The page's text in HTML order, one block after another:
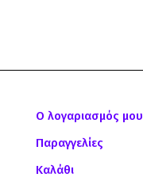
Ο λογαριασμός μου
Παραγγελίες
Καλάθι